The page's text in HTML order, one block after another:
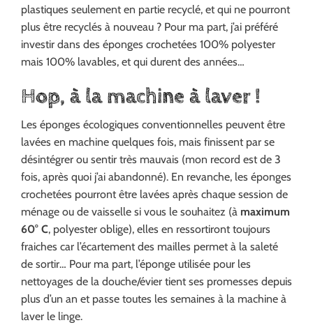
plastiques seulement en partie recyclé, et qui ne pourront
plus être recyclés à nouveau ? Pour ma part, j’ai préféré
investir dans des éponges crochetées 100% polyester
mais 100% lavables, et qui durent des années…
Hop, à la machine à laver !
Les éponges écologiques conventionnelles peuvent être
lavées en machine quelques fois, mais finissent par se
désintégrer ou sentir très mauvais (mon record est de 3
fois, après quoi j’ai abandonné). En revanche, les éponges
crochetées pourront être lavées après chaque session de
ménage ou de vaisselle si vous le souhaitez (à maximum
60° C, polyester oblige), elles en ressortiront toujours
fraiches car l’écartement des mailles permet à la saleté
de sortir… Pour ma part, l’éponge utilisée pour les
nettoyages de la douche/évier tient ses promesses depuis
plus d’un an et passe toutes les semaines à la machine à
laver le linge.